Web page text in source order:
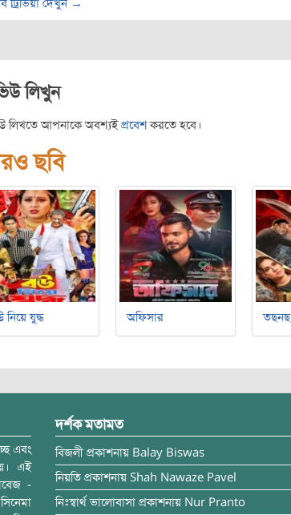
ট্রিভিয়া দেখুন →
লিখুন
লিখতে আপনাকে অবশ্যইপ্রবেশকরতে হবে।
ছবি
নিয়ে যুদ্ধ অফিসার তছনছ
এবং
এই
-
দর্শক মতামত
বিজলী প্রকাশনায় Balay Biswas
নিয়তি প্রকাশনায় Shah Nawaze Pavel
নিঃস্বার্থ ভালোবাসা প্রকাশনায় Nur Pranto